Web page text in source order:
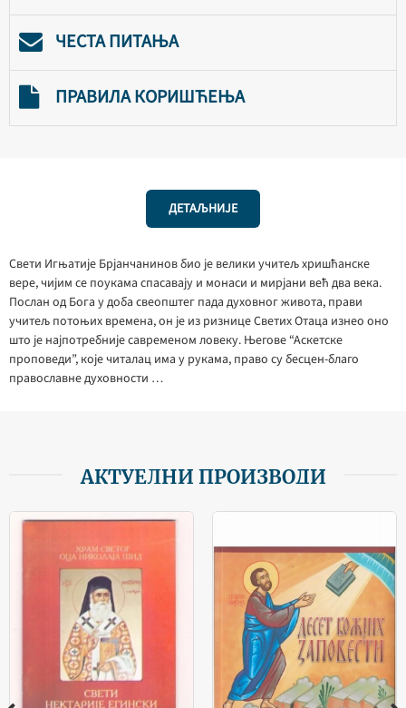
ЧЕСТА ПИТАЊА
ПРАВИЛА КОРИШЋЕЊА
ДЕТАЉНИЈЕ
Свети Игњатије Брјанчанинов био је велики учитељ хришћанске
вере, чијим се поукама спасавају и монаси и мирјани већ два века.
Послан од Бога у доба свеопштег пада духовног живота, прави
учитељ потоњих времена, он је из ризнице Светих Отаца изнео оно
што је најпотребније савременом ловеку. Његове “Аскетске
проповеди”, које читалац има у рукама, право су бесцен-благо
православне духовности …
АКТУЕЛНИ ПРОИЗВОДИ